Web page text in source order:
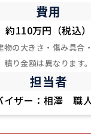
費用
約110万円（税込）
の大きさ・傷み具合
積り金額は異なります。
担当者
イザー：相澤 職